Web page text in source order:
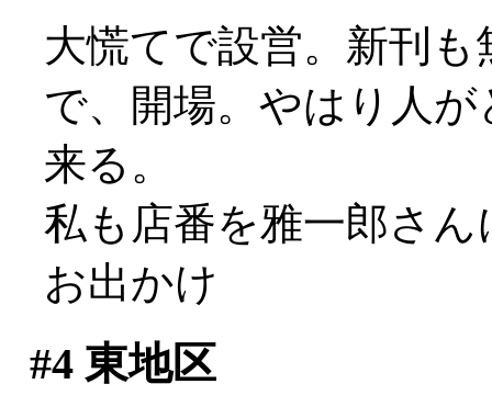
大慌てで設営。新刊
で、開場。やはり人
来る。
私も店番を雅一郎さ
お出かけ
#4東地区